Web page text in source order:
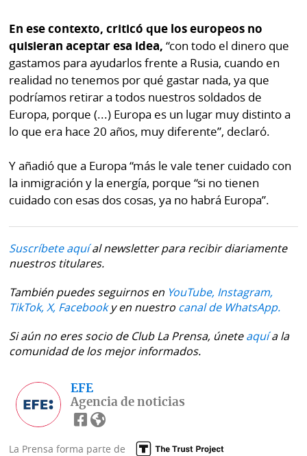
Tienda
Panamá
Tus
Tiquetes
Cero
KM
Corprensa
Club
La
Prensa
Busca
Fácil
⌾
Hoy
Hoy
⌾
Picante
⌾
Repregunta
Tal
Cual
Sabrina
Sin
Censura
En ese contexto, criticó que los europeos no
quisieran aceptar esa idea,“con todo el dinero que
gastamos para ayudarlos frente a Rusia, cuando en
realidad no tenemos por qué gastar nada, ya que
podríamos retirar a todos nuestros soldados de
Europa, porque (...) Europa es un lugar muy distinto a
lo que era hace 20 años, muy diferente”, declaró.
Y añadió que a Europa “más le vale tener cuidado con
la inmigración y la energía, porque “si no tienen
cuidado con esas dos cosas, ya no habrá Europa”.
Suscríbete aquíal newsletter para recibir diariamente
nuestros titulares.
También puedes seguirnos en YouTube, Instagram,
TikTok, X, Facebooky en nuestro canal de WhatsApp.
Si aún no eres socio de Club La Prensa, úneteaquía la
comunidad de los mejor informados.
EFE
Agencia de noticias
La Prensa forma parte de